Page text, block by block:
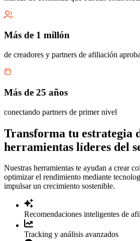
Más de 1 millón
de creadores y partners de afiliación
Más de 25 años
conectando partners de primer nivel
Transforma tu estrategia
herramientas líderes del
Nuestras herramientas te ayudan a crear
optimizar el rendimiento mediante
impulsar un crecimiento sostenible.
Recomendaciones inteligentes de
Tracking y análisis avanzados